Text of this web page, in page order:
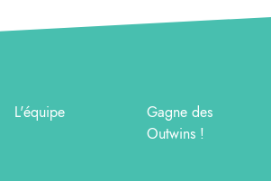
L'équipe
Gagne des
Outwins !